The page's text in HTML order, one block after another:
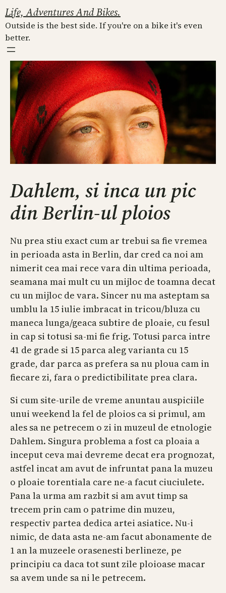
Skip
to
content
Life, Adventures And Bikes.
Outside is the best side. If you're on a bike it's even
better.
Dahlem, si inca un pic
din Berlin-ul ploios
Nu prea stiu exact cum ar trebui sa fie vremea
in perioada asta in Berlin, dar cred ca noi am
nimerit cea mai rece vara din ultima perioada,
seamana mai mult cu un mijloc de toamna decat
cu un mijloc de vara. Sincer nu ma asteptam sa
umblu la 15 iulie imbracat in tricou/bluza cu
maneca lunga/geaca subtire de ploaie, cu fesul
in cap si totusi sa-mi fie frig. Totusi parca intre
41 de grade si 15 parca aleg varianta cu 15
grade, dar parca as prefera sa nu ploua cam in
fiecare zi, fara o predictibilitate prea clara.
Si cum site-urile de vreme anuntau auspiciile
unui weekend la fel de ploios ca si primul, am
ales sa ne petrecem o zi in muzeul de etnologie
Dahlem. Singura problema a fost ca ploaia a
inceput ceva mai devreme decat era prognozat,
astfel incat am avut de infruntat pana la muzeu
o ploaie torentiala care ne-a facut ciuciulete.
Pana la urma am razbit si am avut timp sa
trecem prin cam o patrime din muzeu,
respectiv partea dedica artei asiatice. Nu-i
nimic, de data asta ne-am facut abonamente de
1 an la muzeele orasenesti berlineze, pe
principiu ca daca tot sunt zile ploioase macar
sa avem unde sa ni le petrecem.